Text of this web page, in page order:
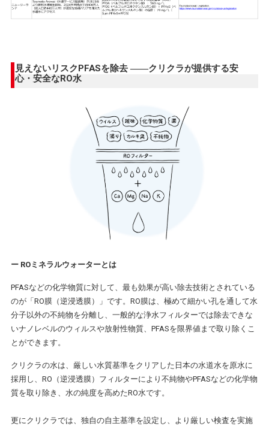
見えないリスクPFASを除去 ――クリクラが提供する安
心・安全なRO水
ー ROミネラルウォーターとは
PFASなどの化学物質に対して、最も効果が高い除去技術とされている
のが「RO膜（逆浸透膜）」です。RO膜は、極めて細かい孔を通して水
分子以外の不純物を分離し、一般的な浄水フィルターでは除去できな
いナノレベルのウィルスや放射性物質、PFASを限界値まで取り除くこ
とができます。
クリクラの水は、厳しい水質基準をクリアした日本の水道水を原水に
採用し、RO（逆浸透膜）フィルターにより不純物やPFASなどの化学物
質を取り除き、水の純度を高めたRO水です。
更にクリクラでは、独自の自主基準を設定し、より厳しい検査を実施